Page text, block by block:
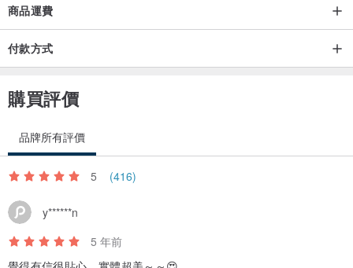
*【海外運送方式目前只提供「郵局 ─ 國際航空掛號」的形式寄送】
造成不便，還請見諒喔~謝謝您~
商品運費
付款方式
購買評價
品牌所有評價
5 (416)
y******n
5 年前